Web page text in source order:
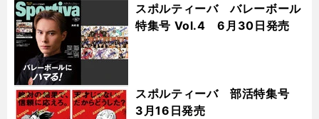
スポルティーバ バレーボール
特集号 Vol.4 6月30日発売
スポルティーバ 部活特集号
3月16日発売